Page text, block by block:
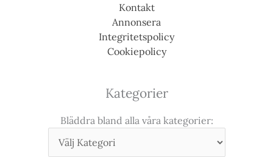
Kontakt
Annonsera
Integritetspolicy
Cookiepolicy
Kategorier
Bläddra bland alla våra kategorier: